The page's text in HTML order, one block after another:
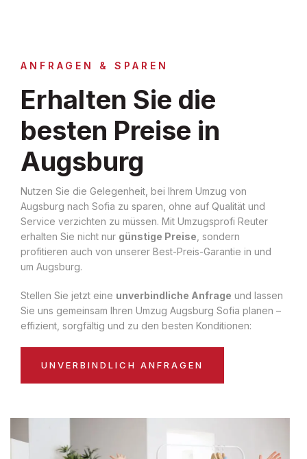
ANFRAGEN & SPAREN
Erhalten Sie die
besten Preise in
Augsburg
Nutzen Sie die Gelegenheit, bei Ihrem Umzug von
Augsburg nach Sofia zu sparen, ohne auf Qualität und
Service verzichten zu müssen. Mit Umzugsprofi Reuter
erhalten Sie nicht nur günstige Preise , sondern
profitieren auch von unserer Best-Preis-Garantie in und
um Augsburg.
Stellen Sie jetzt eine unverbindliche Anfrage und lassen
Sie uns gemeinsam Ihren Umzug Augsburg Sofia planen –
effizient, sorgfältig und zu den besten Konditionen:
UNVERBINDLICH ANFRAGEN